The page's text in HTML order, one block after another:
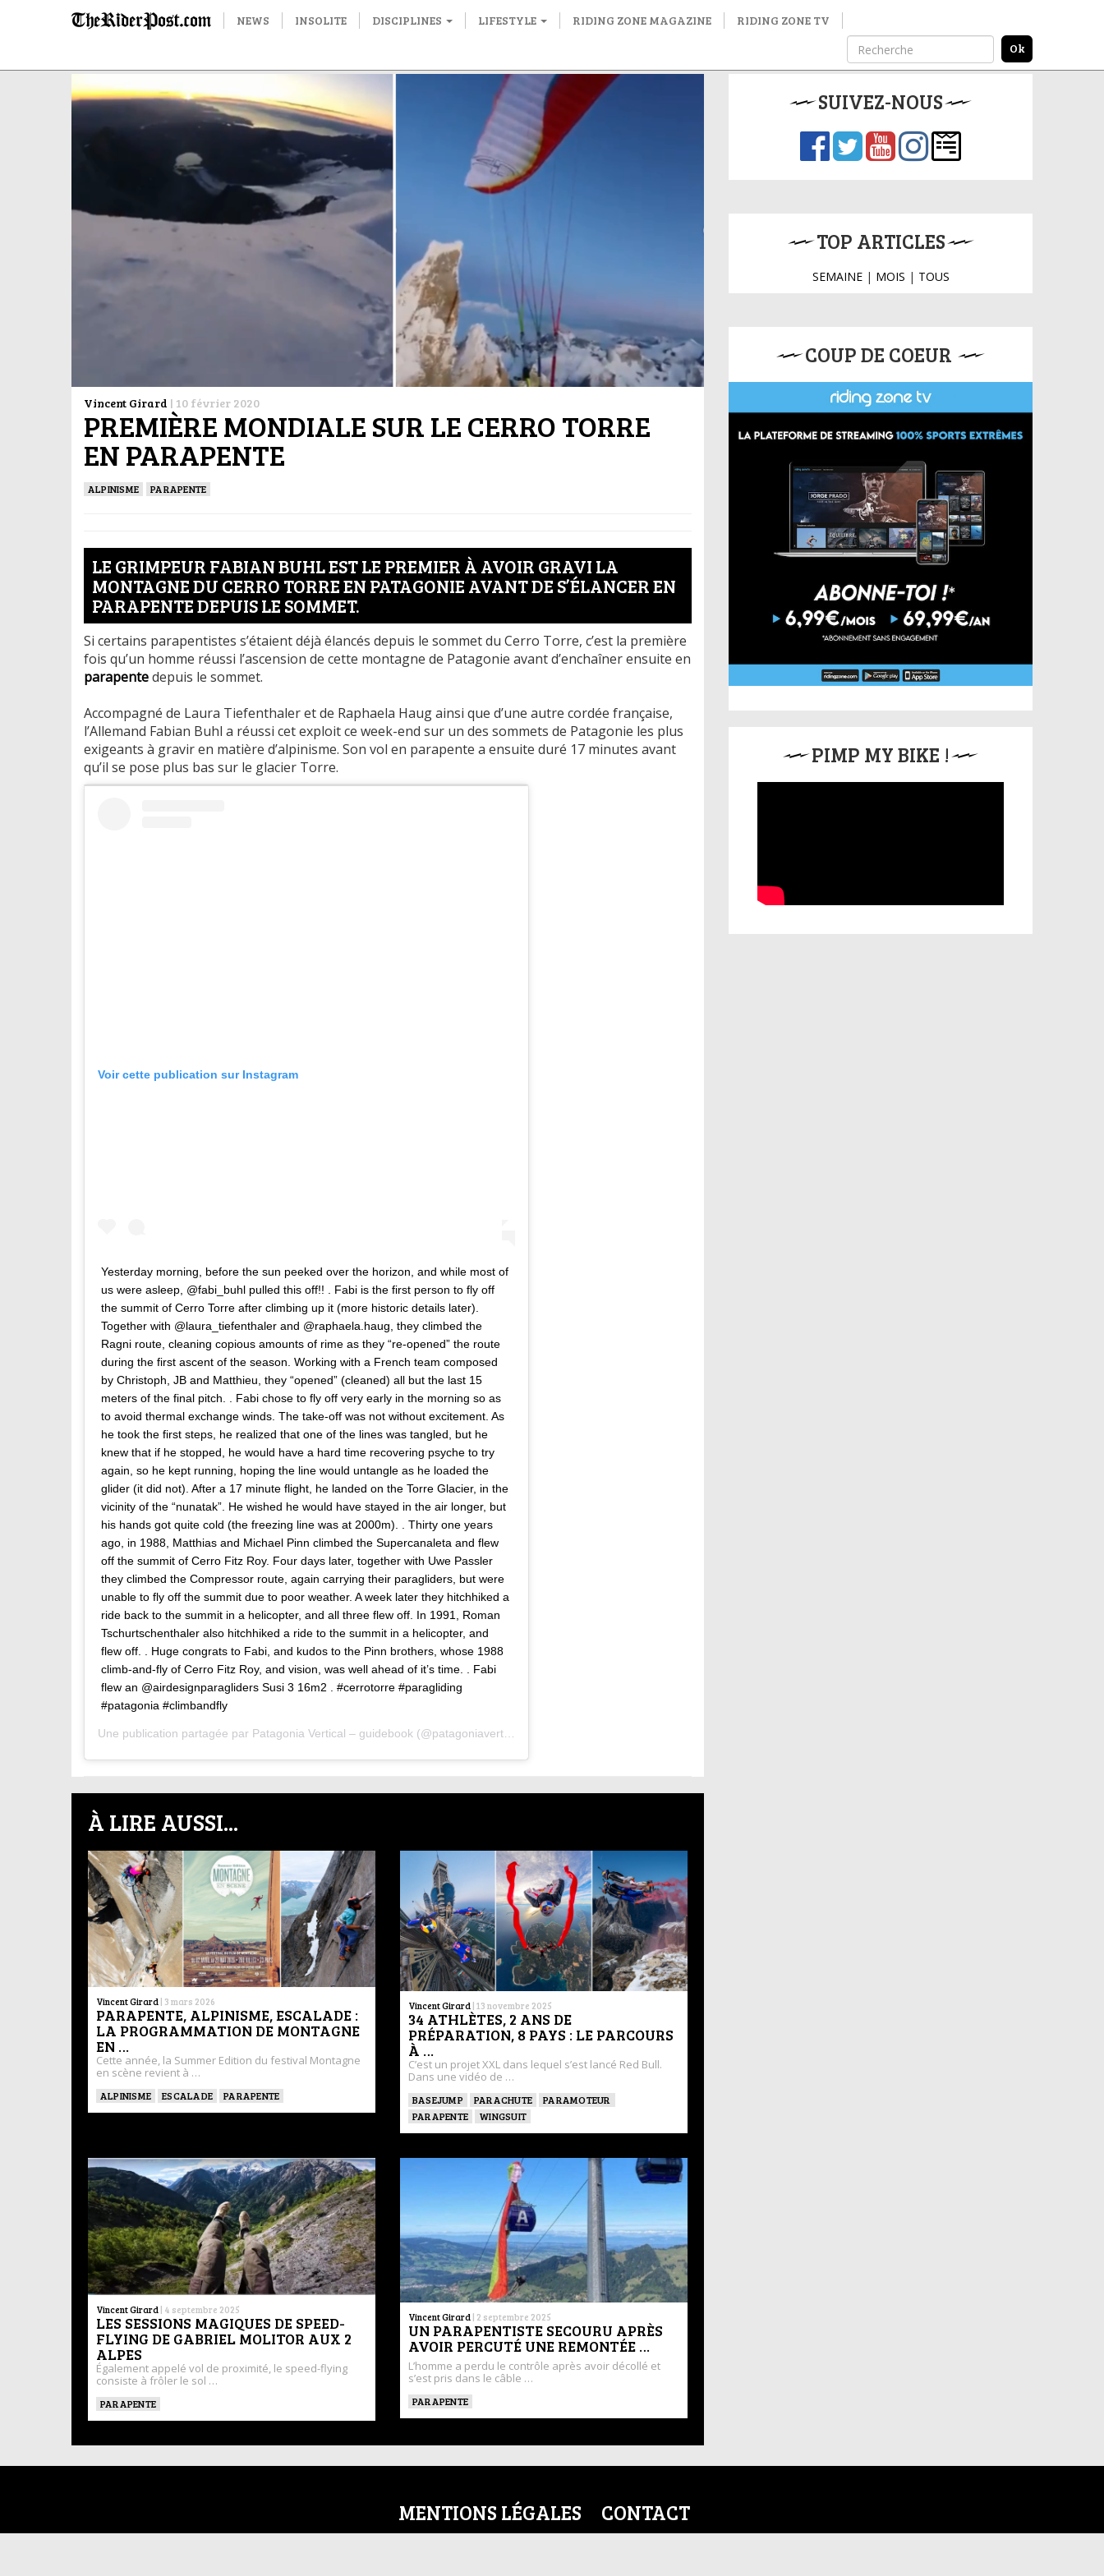
NEWS INSOLITE DISCIPLINES LIFESTYLE RIDING ZONE MAGAZINE RIDING ZONE TV
Vincent Girard | 10 février 2020
PREMIÈRE MONDIALE SUR LE CERRO TORRE
EN PARAPENTE
ALPINISME PARAPENTE
LE GRIMPEUR FABIAN BUHL EST LE PREMIER À AVOIR GRAVI LA
MONTAGNE DU CERRO TORRE EN PATAGONIE AVANT DE S’ÉLANCER EN
PARAPENTE DEPUIS LE SOMMET.
Si certains parapentistes s’étaient déjà élancés depuis le sommet du Cerro Torre, c’est la première
fois qu’un homme réussi l’ascension de cette montagne de Patagonie avant d’enchaîner ensuite en
parapentedepuis le sommet.
Accompagné de Laura Tiefenthaler et de Raphaela Haug ainsi que d’une autre cordée française,
l’Allemand Fabian Buhl a réussi cet exploit ce week-end sur un des sommets de Patagonie les plus
exigeants à gravir en matière d’alpinisme. Son vol en parapente a ensuite duré 17 minutes avant
qu’il se pose plus bas sur le glacier Torre.
Voir cette publication sur Instagram
Yesterday morning, before the sun peeked over the horizon, and while most of
us were asleep, @fabi_buhl pulled this off!! . Fabi is the first person to fly off
the summit of Cerro Torre after climbing up it (more historic details later).
Together with @laura_tiefenthaler and @raphaela.haug, they climbed the
Ragni route, cleaning copious amounts of rime as they “re-opened” the route
during the first ascent of the season. Working with a French team composed
by Christoph, JB and Matthieu, they “opened” (cleaned) all but the last 15
meters of the final pitch. . Fabi chose to fly off very early in the morning so as
to avoid thermal exchange winds. The take-off was not without excitement. As
he took the first steps, he realized that one of the lines was tangled, but he
knew that if he stopped, he would have a hard time recovering psyche to try
again, so he kept running, hoping the line would untangle as he loaded the
glider (it did not). After a 17 minute flight, he landed on the Torre Glacier, in the
vicinity of the “nunatak”. He wished he would have stayed in the air longer, but
his hands got quite cold (the freezing line was at 2000m). . Thirty one years
ago, in 1988, Matthias and Michael Pinn climbed the Supercanaleta and flew
off the summit of Cerro Fitz Roy. Four days later, together with Uwe Passler
they climbed the Compressor route, again carrying their paragliders, but were
unable to fly off the summit due to poor weather. A week later they hitchhiked a
ride back to the summit in a helicopter, and all three flew off. In 1991, Roman
Tschurtschenthaler also hitchhiked a ride to the summit in a helicopter, and
flew off. . Huge congrats to Fabi, and kudos to the Pinn brothers, whose 1988
climb-and-fly of Cerro Fitz Roy, and vision, was well ahead of it’s time. . Fabi
flew an @airdesignparagliders Susi 3 16m2 . #cerrotorre #paragliding
#patagonia #climbandfly
Une publication partagée par Patagonia Vertical – guidebook (@patagoniavertical) le
À LIRE AUSSI...
Vincent Girard | 3 mars 2026
PARAPENTE, ALPINISME, ESCALADE :
LA PROGRAMMATION DE MONTAGNE
EN …
Cette année, la Summer Edition du festival Montagne
en scène revient à …
ALPINISME ESCALADE PARAPENTE
Vincent Girard | 13 novembre 2025
34 ATHLÈTES, 2 ANS DE
PRÉPARATION, 8 PAYS : LE PARCOURS
À …
C’est un projet XXL dans lequel s’est lancé Red Bull.
Dans une vidéo de …
BASEJUMP PARACHUTE
PARAMOTEUR
PARAPENTE
WINGSUIT
Vincent Girard | 4 septembre 2025
LES SESSIONS MAGIQUES DE SPEED-
FLYING DE GABRIEL MOLITOR AUX 2
ALPES
Également appelé vol de proximité, le speed-flying
consiste à frôler le sol …
PARAPENTE
Vincent Girard | 2 septembre 2025
UN PARAPENTISTE SECOURU APRÈS
AVOIR PERCUTÉ UNE REMONTÉE …
L’homme a perdu le contrôle après avoir décollé et
s’est pris dans le câble …
PARAPENTE
SUIVEZ-NOUS
TOP ARTICLES
SEMAINE| MOIS | TOUS
COUP DE COEUR
PIMP MY BIKE !
MENTIONS LÉGALES CONTACT